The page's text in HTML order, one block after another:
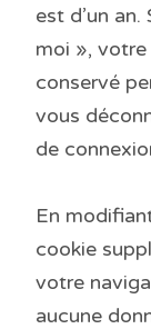
est d’un
moi »,
conservé
vous
de
En
cookie
votre
aucune